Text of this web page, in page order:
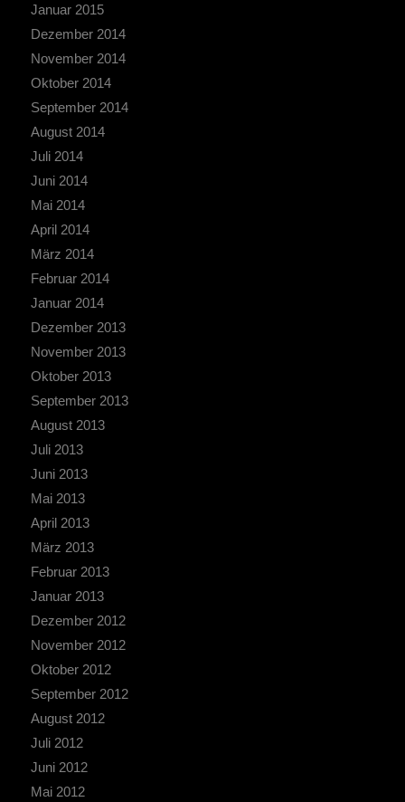
Januar 2015
Dezember 2014
November 2014
Oktober 2014
September 2014
August 2014
Juli 2014
Juni 2014
Mai 2014
April 2014
März 2014
Februar 2014
Januar 2014
Dezember 2013
November 2013
Oktober 2013
September 2013
August 2013
Juli 2013
Juni 2013
Mai 2013
April 2013
März 2013
Februar 2013
Januar 2013
Dezember 2012
November 2012
Oktober 2012
September 2012
August 2012
Juli 2012
Juni 2012
Mai 2012